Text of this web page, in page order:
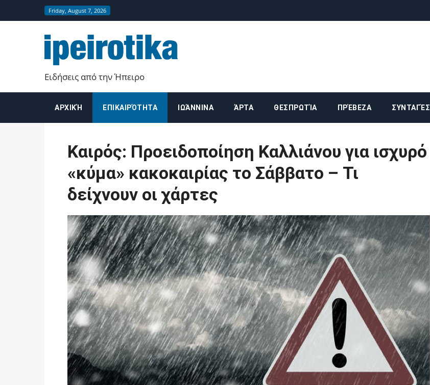
Friday, August 7, 2026
Ειδήσεις από την Ήπειρο
ΑΡΧΙΚΉ ΕΠΙΚΑΙΡΌΤΗΤΑ ΙΩΆΝΝΙΝΑ ΆΡΤΑ ΘΕΣΠΡΩΤΊΑ ΠΡΈΒΕΖΑ ΣΥΝΤΑΓΈΣ
Καιρός: Προειδοποίηση Καλλιάνου για ισχυρό
«κύμα» κακοκαιρίας το Σάββατο – Τι
δείχνουν οι χάρτες